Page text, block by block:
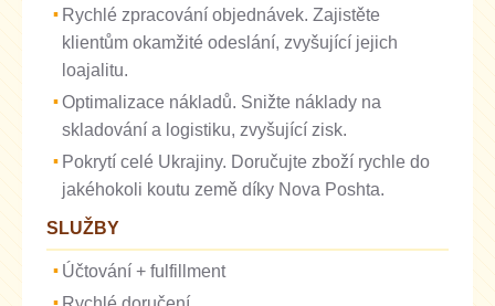
Rychlé zpracování objednávek. Zajistěte
klientům okamžité odeslání, zvyšující jejich
loajalitu.
Optimalizace nákladů. Snižte náklady na
skladování a logistiku, zvyšující zisk.
Pokrytí celé Ukrajiny. Doručujte zboží rychle do
jakéhokoli koutu země díky Nova Poshta.
SLUŽBY
Účtování + fulfillment